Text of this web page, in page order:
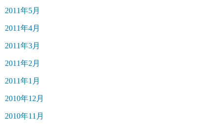
2011年5月
2011年4月
2011年3月
2011年2月
2011年1月
2010年12月
2010年11月